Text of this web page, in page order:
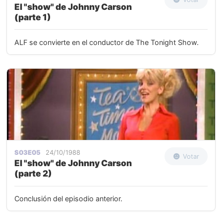
El "show" de Johnny Carson
(parte 1)
ALF se convierte en el conductor de The Tonight Show.
S03E05 24/10/1988
El "show" de Johnny Carson
(parte 2)
Votar
Conclusión del episodio anterior.